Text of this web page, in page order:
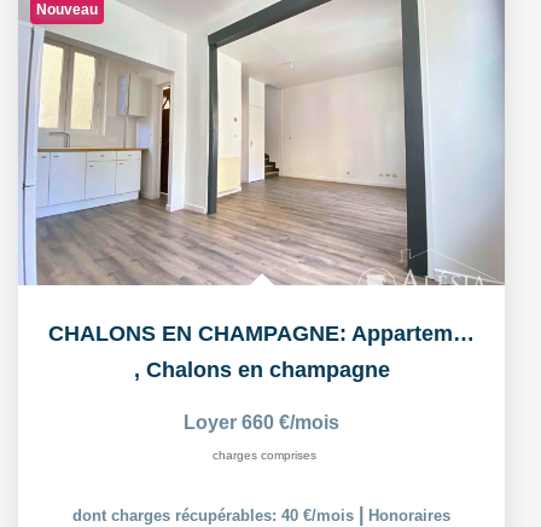
Nouveau
CHALONS EN CHAMPAGNE: Appartement T3 en duplex
, Chalons en champagne
Loyer 660 €/mois
charges comprises
dont charges récupérables: 40 €/mois
Honoraires